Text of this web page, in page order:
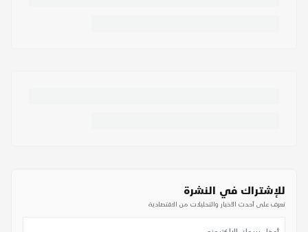
للإشتراك في النشرة
تعرف على أحدث الأخبار والتحليلات من الاقتصادية